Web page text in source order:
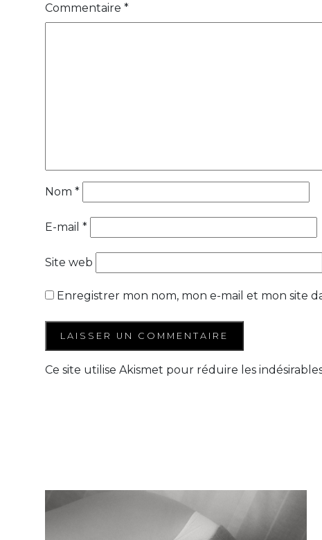
Commentaire *
Nom *
E-mail *
Site web
Enregistrer mon nom, mon e-mail et mon site
Ce site utilise Akismet pour réduire les